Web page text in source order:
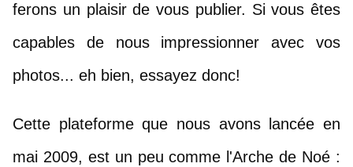
ferons un plaisir de vous publier. Si vous êtes
capables de nous impressionner avec vos
photos... eh bien, essayez donc!
Cette plateforme que nous avons lancée en
mai 2009, est un peu comme l'Arche de Noé :